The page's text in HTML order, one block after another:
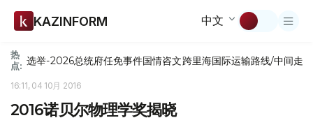
KAZINFORM 中文
热
点: 选举-2026总统府任免事件国情咨文跨里海国际运输路线/中间走廊
16:11, 04 10月 2016
2016诺贝尔物理学奖揭晓